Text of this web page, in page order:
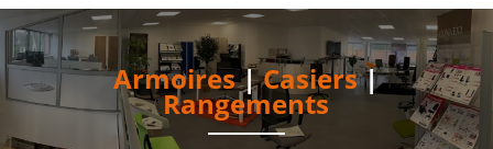
Armoires|Casiers|
Rangements